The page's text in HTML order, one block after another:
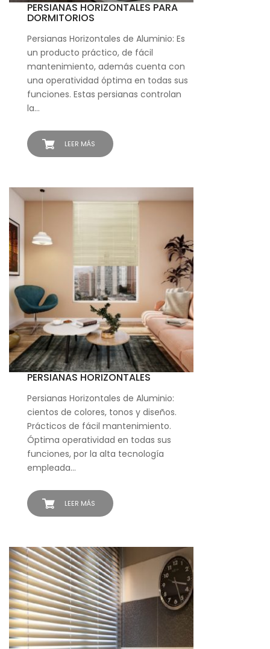
LEER MÁS
PERSIANAS HORIZONTALES PARA
DORMITORIOS
Persianas Horizontales de Aluminio: Es
un producto práctico, de fácil
mantenimiento, además cuenta con
una operatividad óptima en todas sus
funciones. Estas persianas controlan
la…
LEER MÁS
PERSIANAS HORIZONTALES
Persianas Horizontales de Aluminio:
cientos de colores, tonos y diseños.
Prácticos de fácil mantenimiento.
Óptima operatividad en todas sus
funciones, por la alta tecnología
empleada…